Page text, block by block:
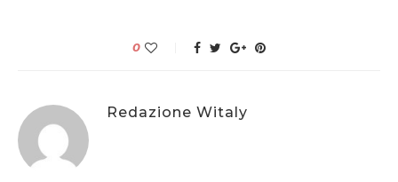
0
Redazione Witaly